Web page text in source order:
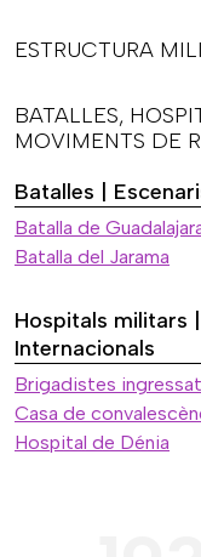
ESTRUCTURA
BATALLES,
MOVIMENTS DE
Batalles |
Batalla de
Batalla del Jarama
Hospitals militars
Internacionals
Brigadistes
Casa de
Hospital de Dénia